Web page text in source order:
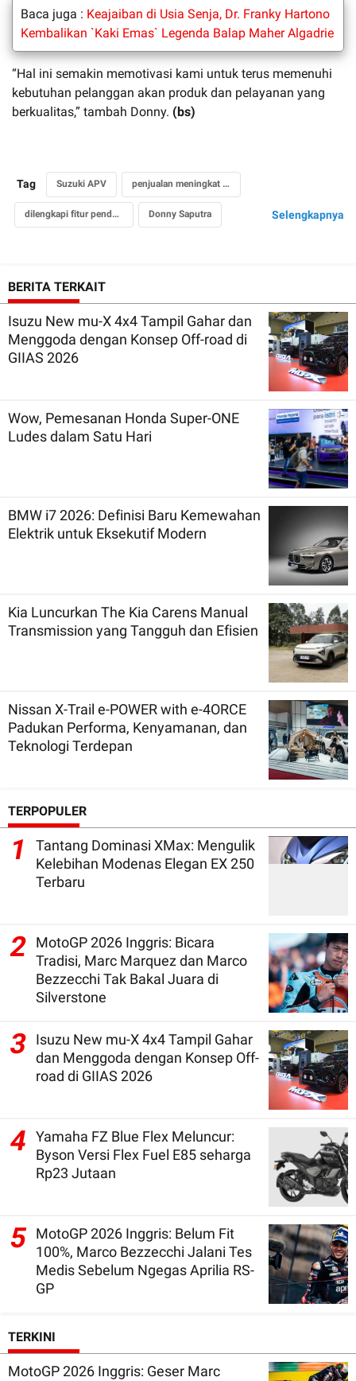
Baca juga : Keajaiban di Usia Senja, Dr. Franky Hartono
Kembalikan `Kaki Emas` Legenda Balap Maher Algadrie
“Hal ini semakin memotivasi kami untuk terus memenuhi
kebutuhan pelanggan akan produk dan pelayanan yang
berkualitas,” tambah Donny. (bs)
Tag Suzuki APV penjualan meningkat untuk ambulans
dilengkapi fitur pendukung Donny Saputra Selengkapnya
BERITA TERKAIT
Isuzu New mu-X 4x4 Tampil Gahar dan
Menggoda dengan Konsep Off-road di
GIIAS 2026
Wow, Pemesanan Honda Super-ONE
Ludes dalam Satu Hari
BMW i7 2026: Definisi Baru Kemewahan
Elektrik untuk Eksekutif Modern
Kia Luncurkan The Kia Carens Manual
Transmission yang Tangguh dan Efisien
Nissan X-Trail e-POWER with e-4ORCE
Padukan Performa, Kenyamanan, dan
Teknologi Terdepan
TERPOPULER
1
Tantang Dominasi XMax: Mengulik
Kelebihan Modenas Elegan EX 250
Terbaru
2
MotoGP 2026 Inggris: Bicara
Tradisi, Marc Marquez dan Marco
Bezzecchi Tak Bakal Juara di
Silverstone
3
Isuzu New mu-X 4x4 Tampil Gahar
dan Menggoda dengan Konsep Off-
road di GIIAS 2026
4
Yamaha FZ Blue Flex Meluncur:
Byson Versi Flex Fuel E85 seharga
Rp23 Jutaan
5 MotoGP 2026 Inggris: Belum Fit
100%, Marco Bezzecchi Jalani Tes
Medis Sebelum Ngegas Aprilia RS-
GP
TERKINI
MotoGP 2026 Inggris: Geser Marc